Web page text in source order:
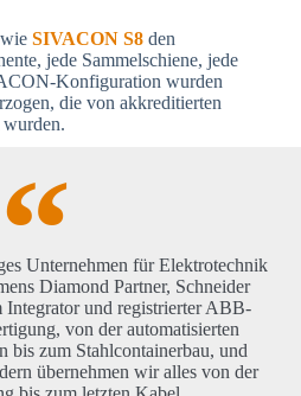
SIVACON S8den
jede Sammelschiene, jede
Konfiguration wurden
die von akkreditierten
Unternehmen für Elektrotechnik
Diamond Partner, Schneider
Integrator und registrierter ABB-
von der automatisierten
bis zum Stahlcontainerbau, und
übernehmen wir alles von der